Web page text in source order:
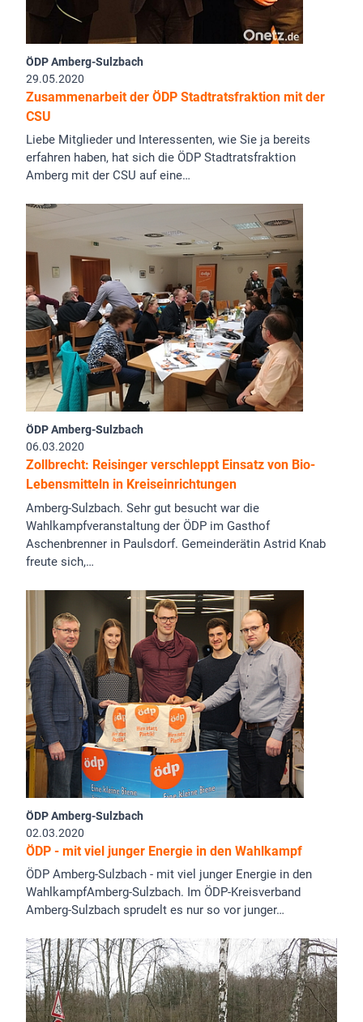
ÖDP Amberg-Sulzbach
29.05.2020
Zusammenarbeit der ÖDP Stadtratsfraktion mit der
CSU
Liebe Mitglieder und Interessenten, wie Sie ja bereits
erfahren haben, hat sich die ÖDP Stadtratsfraktion
Amberg mit der CSU auf eine…
ÖDP Amberg-Sulzbach
06.03.2020
Zollbrecht: Reisinger verschleppt Einsatz von Bio-
Lebensmitteln in Kreiseinrichtungen
Amberg-Sulzbach. Sehr gut besucht war die
Wahlkampfveranstaltung der ÖDP im Gasthof
Aschenbrenner in Paulsdorf. Gemeinderätin Astrid Knab
freute sich,…
ÖDP Amberg-Sulzbach
02.03.2020
ÖDP - mit viel junger Energie in den Wahlkampf
ÖDP Amberg-Sulzbach - mit viel junger Energie in den
WahlkampfAmberg-Sulzbach. Im ÖDP-Kreisverband
Amberg-Sulzbach sprudelt es nur so vor junger…